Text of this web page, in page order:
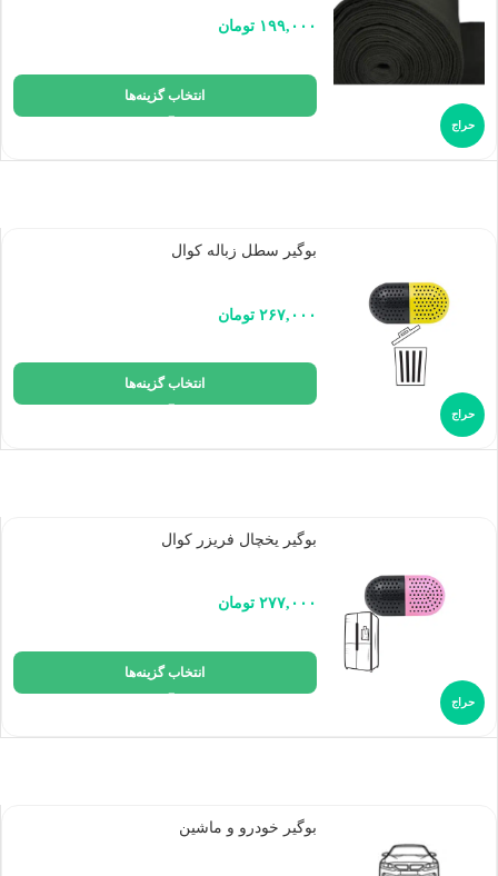
حراج
۱۹۹,۰۰۰ تومان
انتخاب گزینه‌ها
حراج
بوگیر سطل زباله کوال
۲۶۷,۰۰۰ تومان
انتخاب گزینه‌ها
حراج
بوگیر یخچال فریزر کوال
۲۷۷,۰۰۰ تومان
انتخاب گزینه‌ها
بوگیر خودرو و ماشین